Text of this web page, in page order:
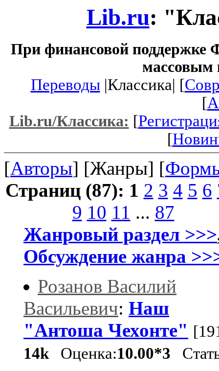
Lib.ru:
При финансовой поддержке
массовым
Переводы|Классика| [
[
Lib.ru/Классика: [
[
[Авторы] [Жанры] [
Страниц (87): 1 2 3 4 5 6
9 10 11 ... 87
Жанровый раздел >>>
Обсуждение жанра
Розанов Василий
Васильевич: Наш
"Антоша Чехонте"
14kОценка:10.00*3